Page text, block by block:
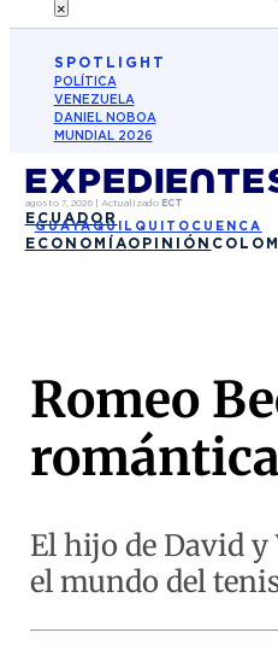
×
SPOTLIGHT
POLÍTICA
VENEZUELA
DANIEL NOBOA
MUNDIAL 2026
agosto 7, 2026| Actualizado ECT
ECUADOR
GUAYAQUIL QUITO CUENCA
ECONOMÍAOPINIÓN
Romeo
El hijo de David
el mundo del